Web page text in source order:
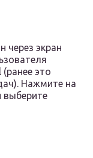
через экран
это
Нажмите на
выберите